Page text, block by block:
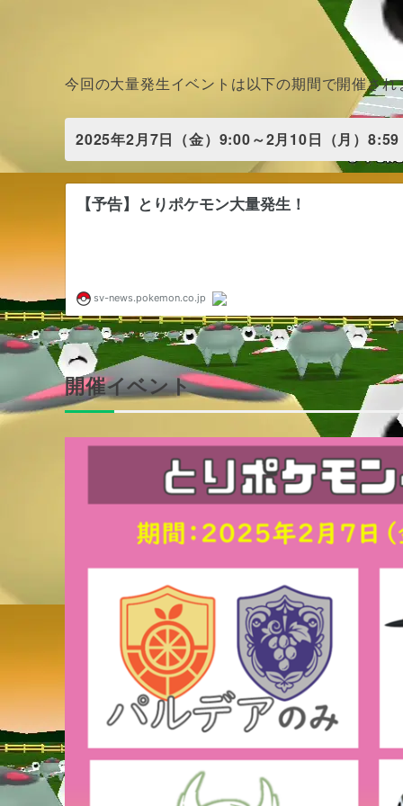
今回の大量発生イベントは以下の期間で開催され
2025年2月7日（金）9:00～2月10日（月）8:59
開催イベント